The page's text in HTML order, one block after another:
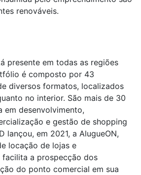
renováveis.
presente em todas as regiões
é composto por 43
diversos formatos, localizados
no interior. São mais de 30
em desenvolvimento,
e gestão de shopping
lançou, em 2021, a AlugueON,
locação de lojas e
facilita a prospecção dos
do ponto comercial em sua